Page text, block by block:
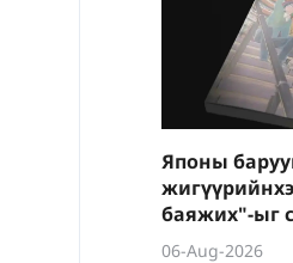
Японы
баяжих"-ыг
байна
06-Aug-2026